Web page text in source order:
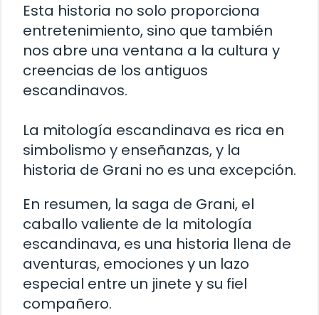
Esta historia no solo proporciona
entretenimiento, sino que también
nos abre una ventana a la cultura y
creencias de los antiguos
escandinavos.
La mitología escandinava es rica en
simbolismo y enseñanzas, y la
historia de Grani no es una excepción.
En resumen, la saga de Grani, el
caballo valiente de la mitología
escandinava, es una historia llena de
aventuras, emociones y un lazo
especial entre un jinete y su fiel
compañero.